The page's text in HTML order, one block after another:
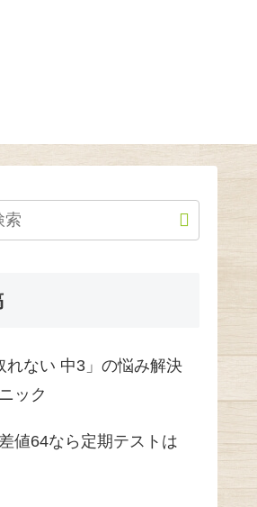
れない 中3」の悩み解決
ック
値64なら定期テストは